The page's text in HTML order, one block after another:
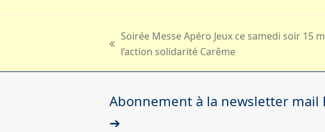
previous
Soirée Messe Apéro Jeux ce samedi soir 15
l’action solidarité Carême
Abonnement à la newsletter
➔